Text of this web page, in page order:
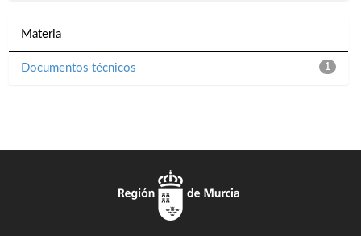
Materia
1
Documentos técnicos